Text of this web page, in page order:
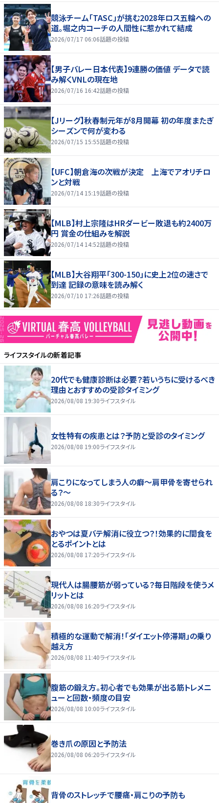
競泳チーム「TASC」が挑む2028年ロス五輪への
道。堀之内コーチの人間性に惹かれて結成
2026/07/17 06:06話題の投稿
【男子バレー日本代表】9連勝の価値 データで読
み解くVNLの現在地
2026/07/16 16:42話題の投稿
【Jリーグ】秋春制元年が8月開幕 初の年度またぎ
シーズンで何が変わる
2026/07/15 15:55話題の投稿
【UFC】朝倉海の次戦が決定 上海でアオリチロ
ンと対戦
2026/07/14 15:19話題の投稿
【MLB】村上宗隆はHRダービー敗退も約2400万
円 賞金の仕組みを解説
2026/07/14 14:52話題の投稿
【MLB】大谷翔平「300-150」に史上2位の速さで
到達 記録の意味を読み解く
2026/07/10 17:26話題の投稿
ライフスタイルの新着記事
20代でも健康診断は必要？若いうちに受けるべき
理由とおすすめの受診タイミング
2026/08/08 19:30ライフスタイル
女性特有の疾患とは？予防と受診のタイミング
2026/08/08 19:00ライフスタイル
肩こりになってしまう人の癖～肩甲骨を寄せられ
る？～
2026/08/08 18:30ライフスタイル
おやつは夏バテ解消に役立つ？！効果的に間食を
とるポイントとは
2026/08/08 17:20ライフスタイル
現代人は腸腰筋が弱っている？毎日階段を使うメ
リットとは
2026/08/08 16:20ライフスタイル
積極的な運動で解消！「ダイエット停滞期」の乗り
越え方
2026/08/08 11:40ライフスタイル
腹筋の鍛え方。初心者でも効果が出る筋トレメニ
ューと回数・頻度の目安
2026/08/08 10:00ライフスタイル
巻き爪の原因と予防法
2026/08/08 06:20ライフスタイル
背骨のストレッチで腰痛・肩こりの予防も